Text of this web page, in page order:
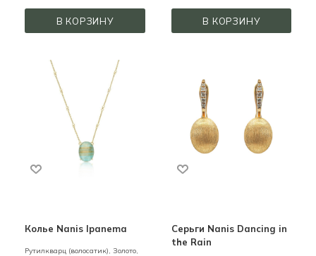
В КОРЗИНУ В КОРЗИНУ
Колье Nanis Ipanema
Рутилкварц (волосатик), Золото,
Серьги Nanis Dancing in
the Rain